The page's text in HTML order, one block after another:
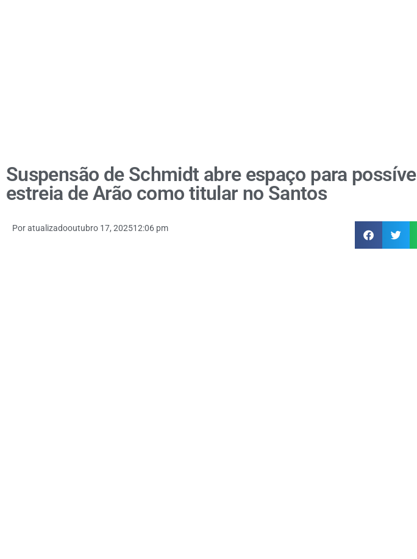
Suspensão de Schmidt abre espaço para possível
estreia de Arão como titular no Santos
Poratualizadooutubro 17, 202512:06 pm